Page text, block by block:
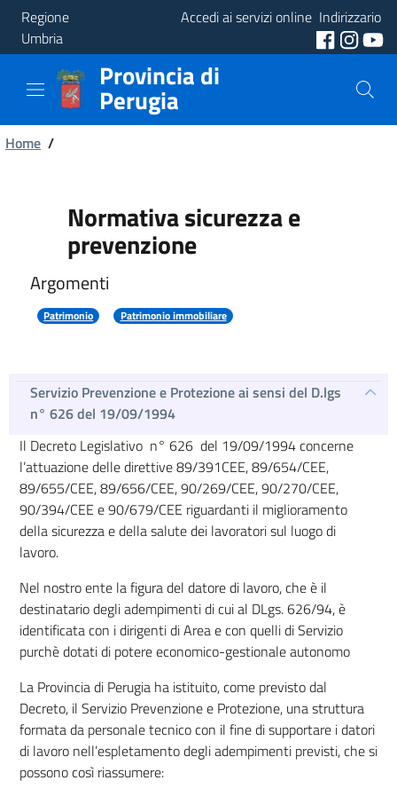
Regione
Umbria
Accedi ai servizi online Indirizzario
Provincia
Aree
Tematiche
Provincia di
Perugia
Briciole
Home /
Normativa sicurezza e
prevenzione
Argomenti
Patrimonio Patrimonio immobiliare
Servizio Prevenzione e Protezione ai sensi del D.lgs
n° 626 del 19/09/1994
Il Decreto Legislativo n° 626 del 19/09/1994 concerne
l’attuazione delle direttive 89/391CEE, 89/654/CEE,
89/655/CEE, 89/656/CEE, 90/269/CEE, 90/270/CEE,
90/394/CEE e 90/679/CEE riguardanti il miglioramento
della sicurezza e della salute dei lavoratori sul luogo di
lavoro.
Nel nostro ente la figura del datore di lavoro, che è il
destinatario degli adempimenti di cui al DLgs. 626/94, è
identificata con i dirigenti di Area e con quelli di Servizio
purchè dotati di potere economico-gestionale autonomo
La Provincia di Perugia ha istituito, come previsto dal
Decreto, il Servizio Prevenzione e Protezione, una struttura
formata da personale tecnico con il fine di supportare i datori
di lavoro nell’espletamento degli adempimenti previsti, che si
possono così riassumere: